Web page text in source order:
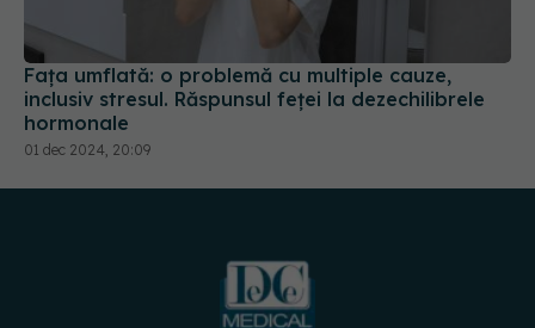
Fața umflată: o problemă cu multiple cauze,
inclusiv stresul. Răspunsul feței la dezechilibrele
hormonale
01 dec 2024, 20:09